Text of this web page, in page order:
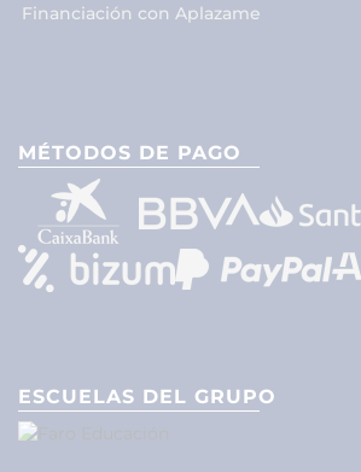
Financiación con Aplazame
MÉTODOS DE PAGO
ESCUELAS DEL GRUPO